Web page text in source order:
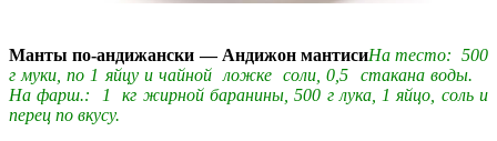
Манты по-андижански — Андижон мантисиНа тесто: 500
г муки, по 1 яйцу и чайной ложке соли, 0,5 стакана воды.
На фарш.: 1 кг жирной баранины, 500 г лука, 1 яйцо, соль и
перец по вкусу.